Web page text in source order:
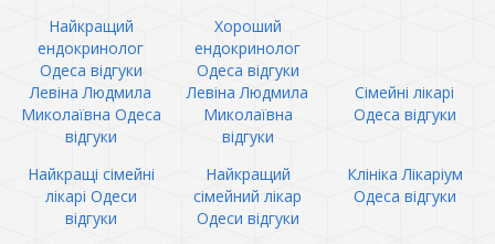
Найкращий
ендокринолог
Одеса відгуки
Хороший
ендокринолог
Одеса відгуки
Левіна Людмила
Миколаївна Одеса
відгуки
Левіна Людмила
Миколаївна
відгуки
Сімейні лікарі
Одеса відгуки
Найкращі сімейні
лікарі Одеси
відгуки
Найкращий
сімейний лікар
Одеси відгуки
Клініка Лікаріум
Одеса відгуки